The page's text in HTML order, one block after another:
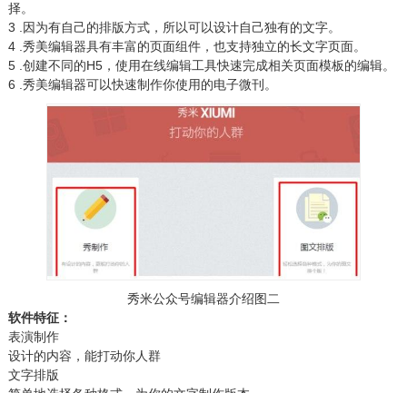
择。
3 .因为有自己的排版方式，所以可以设计自己独有的文字。
4 .秀美编辑器具有丰富的页面组件，也支持独立的长文字页面。
5 .创建不同的H5，使用在线编辑工具快速完成相关页面模板的编辑。
6 .秀美编辑器可以快速制作你使用的电子微刊。
秀米公众号编辑器介绍图二
软件特征：
表演制作
设计的内容，能打动你人群
文字排版